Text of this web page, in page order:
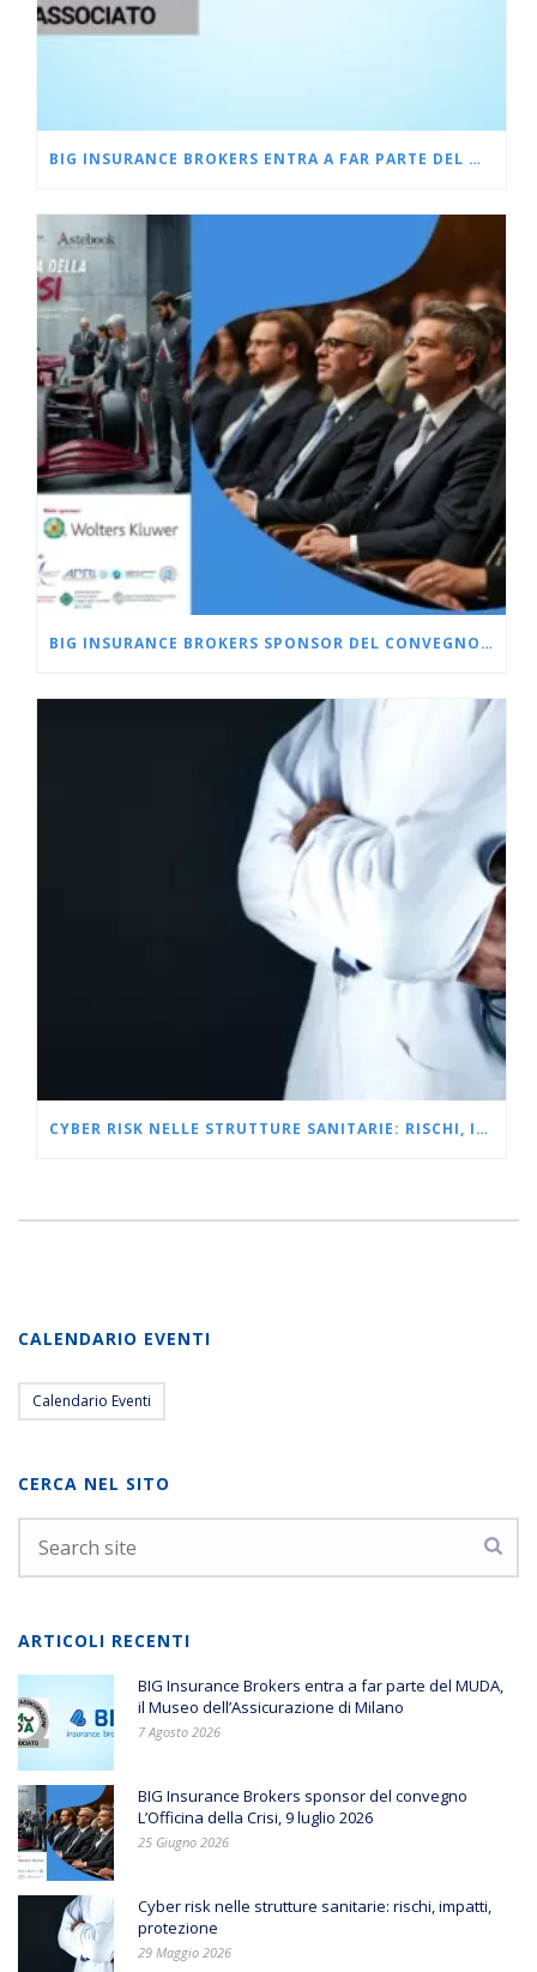
BIG INSURANCE BROKERS ENTRA A FAR PARTE DEL MUDA, IL MUSEO DELL’ASSICURAZIONE DI MILANO
BIG INSURANCE BROKERS SPONSOR DEL CONVEGNO L’OFFICINA DELLA CRISI, 9 LUGLIO 2026
CYBER RISK NELLE STRUTTURE SANITARIE: RISCHI, IMPATTI, PROTEZIONE
CALENDARIO EVENTI
Calendario Eventi
CERCA NEL SITO
ARTICOLI RECENTI
BIG Insurance Brokers entra a far parte del MUDA,
il Museo dell’Assicurazione di Milano
7 Agosto 2026
BIG Insurance Brokers sponsor del convegno
L’Officina della Crisi, 9 luglio 2026
25 Giugno 2026
Cyber risk nelle strutture sanitarie: rischi, impatti,
protezione
29 Maggio 2026